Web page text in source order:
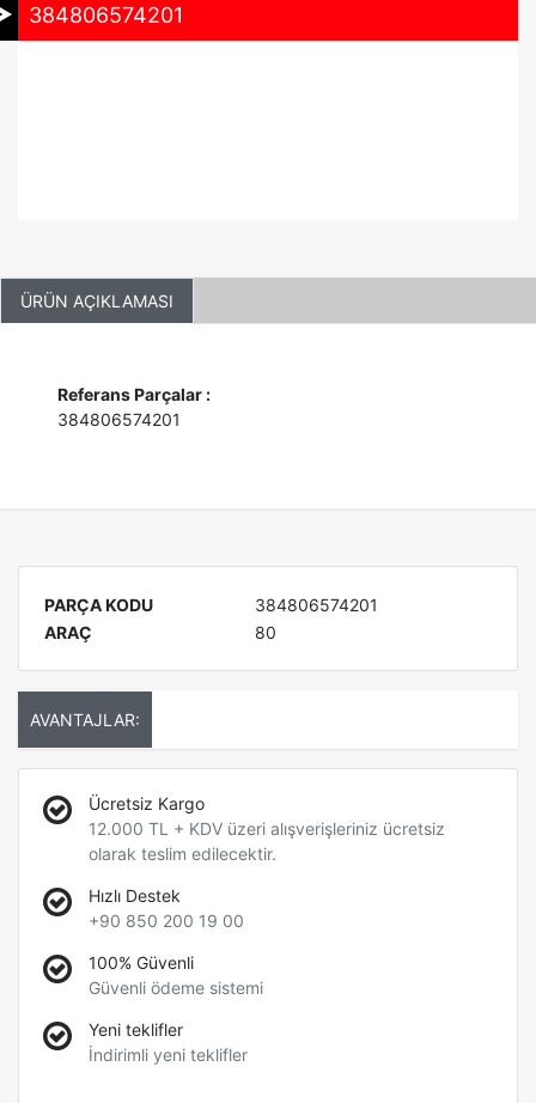
384806574201
ÜRÜN AÇIKLAMASI
Referans Parçalar :
384806574201
PARÇA KODU
384806574201
ARAÇ
80
AVANTAJLAR:
Ücretsiz Kargo
12.000 TL + KDV üzeri alışverişleriniz ücretsiz
olarak teslim edilecektir.
Hızlı Destek
+90 850 200 19 00
100% Güvenli
Güvenli ödeme sistemi
Yeni teklifler
İndirimli yeni teklifler